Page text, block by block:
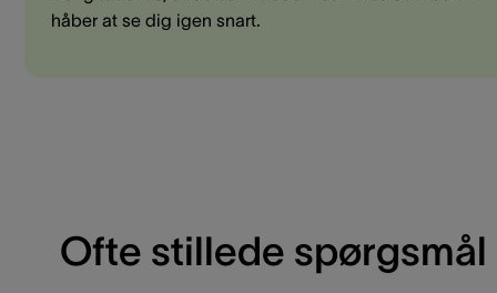
håber at se dig igen snart.
Ofte stillede spørgsmål